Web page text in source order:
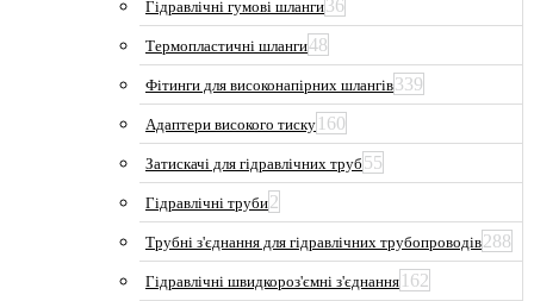
Гідравлічні гумові шланги36
Термопластичні шланги48
Фітинги для високонапірних шлангів339
Адаптери високого тиску 160
Затискачі для гідравлічних труб 55
Гідравлічні труби2
Трубні з'єднання для гідравлічних трубопроводів288
Гідравлічні швидкороз'ємні з'єднання 162